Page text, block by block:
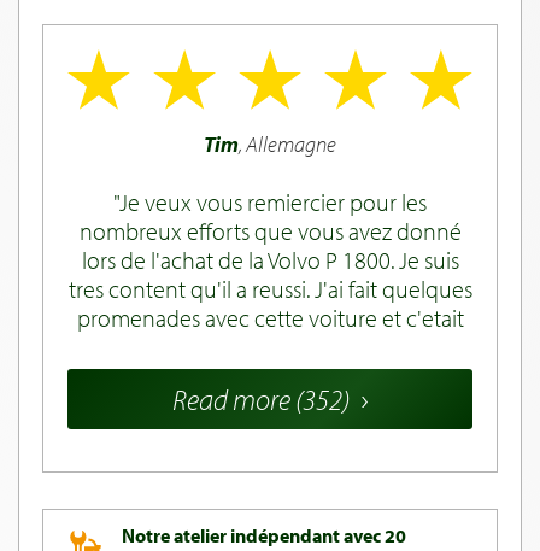
Tim, Allemagne
Je veux vous remiercier pour les
nombreux efforts que vous avez donné
lors de l'achat de la Volvo P 1800. Je suis
tres content qu'il a reussi. J'ai fait quelques
promenades avec cette voiture et c'etait
tres belles et voiture est une reve en
rouler. Merci beaucoup. Je veux vous
visiter encore.
Read more (352)
Notre atelier indépendant avec 20